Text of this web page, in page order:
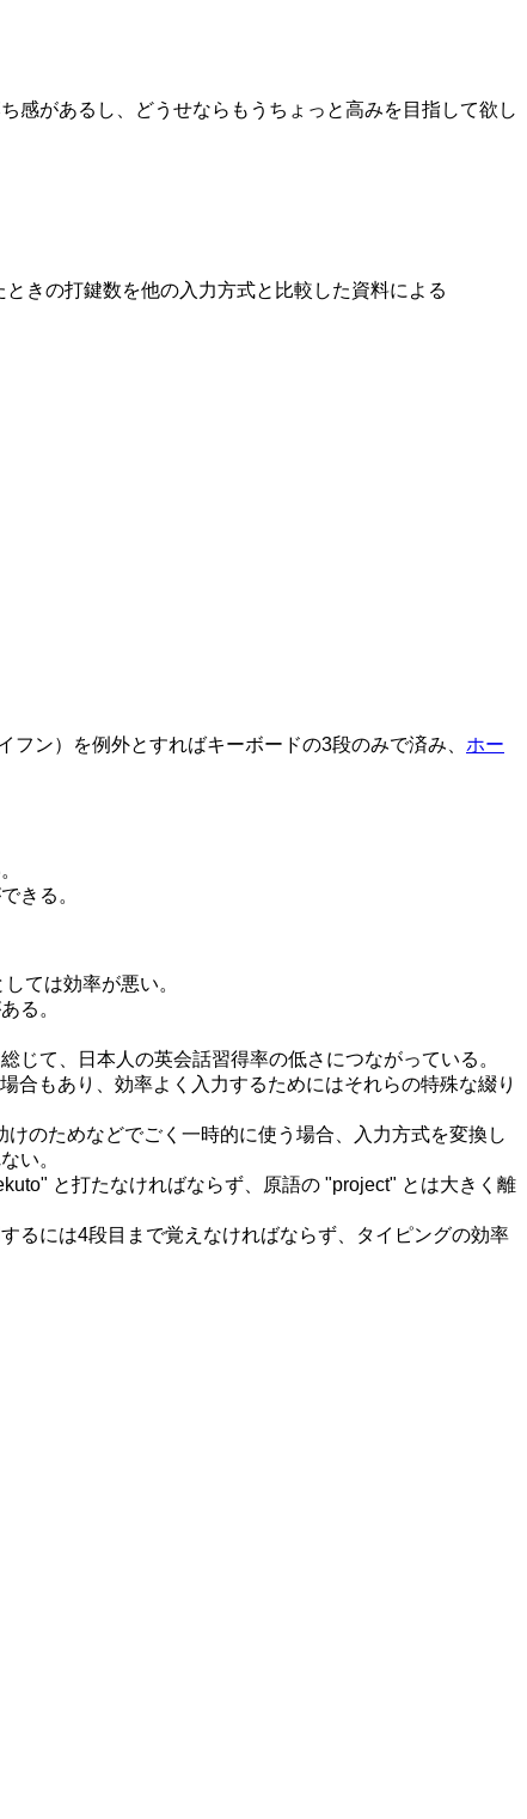
感があるし、どうせならもうちょっと高みを目指して欲し
きの打鍵数を他の入力方式と比較した資料による
ン）を例外とすればキーボードの3段のみで済み、 ホー
きる。
ては効率が悪い。
る。
て、日本人の英会話習得率の低さにつながっている。
もあり、効率よく入力するためにはそれらの特殊な綴り
けのためなどでごく一時的に使う場合、入力方式を変換し
い。
と打たなければならず、原語の "project" とは大きく離
るには4段目まで覚えなければならず、タイピングの効率